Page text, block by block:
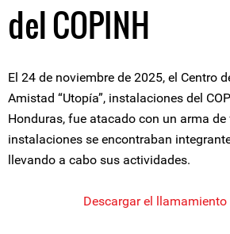
del COPINH
El 24 de noviembre de 2025, el Centro
Amistad “Utopía”, instalaciones del
Honduras, fue atacado con un arma de
instalaciones se encontraban
llevando a cabo sus actividades.
Descargar el llamamiento